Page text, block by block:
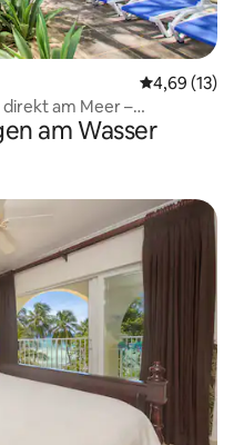
4,69 (13)
direkt am Meer –
am Wasser